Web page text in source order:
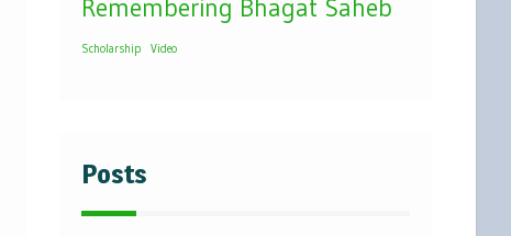
Remembering Bhagat Saheb
Scholarship Video
Posts